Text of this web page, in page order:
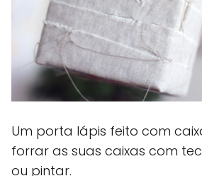
Um porta lápis feito com
forrar as suas caixas com
ou pintar.